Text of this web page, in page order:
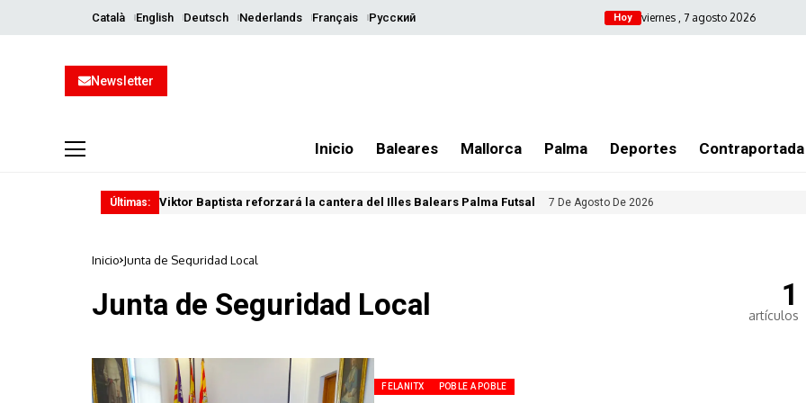
Català English Deutsch Nederlands Français Русский Hoy viernes , 7 agosto 2026
Newsletter
Inicio Baleares Mallorca Palma Deportes Contraportada
Últimas: Viktor Baptista reforzará la cantera del Illes Balears Palma Futsal 7 De Agosto De 2026
Inicio Junta de Seguridad Local
Junta de Seguridad Local 1
artículos
FELANITX POBLE A POBLE